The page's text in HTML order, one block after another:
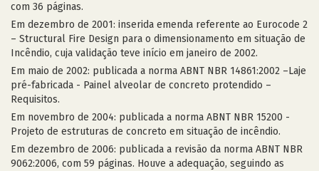
com 36 páginas.
Em dezembro de 2001: inserida emenda referente ao Eurocode 2
– Structural Fire Design para o dimensionamento em situação de
Incêndio, cuja validação teve início em janeiro de 2002.
Em maio de 2002: publicada a norma ABNT NBR 14861:2002 –Laje
pré-fabricada - Painel alveolar de concreto protendido –
Requisitos.
Em novembro de 2004: publicada a norma ABNT NBR 15200 -
Projeto de estruturas de concreto em situação de incêndio.
Em dezembro de 2006: publicada a revisão da norma ABNT NBR
9062:2006, com 59 páginas. Houve a adequação, seguindo as